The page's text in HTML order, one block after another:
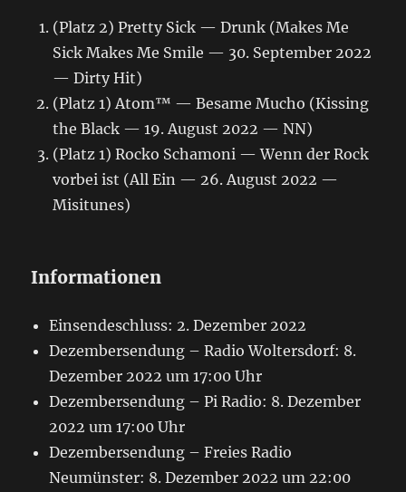
(Platz 2) Pretty Sick — Drunk (Makes Me
Sick Makes Me Smile — 30. September 2022
— Dirty Hit)
(Platz 1) Atom™ — Besame Mucho (Kissing
the Black — 19. August 2022 — NN)
(Platz 1) Rocko Schamoni — Wenn der Rock
vorbei ist (All Ein — 26. August 2022 —
Misitunes)
Informationen
Einsendeschluss: 2. Dezember 2022
Dezembersendung – Radio Woltersdorf: 8.
Dezember 2022 um 17:00 Uhr
Dezembersendung – Pi Radio: 8. Dezember
2022 um 17:00 Uhr
Dezembersendung – Freies Radio
Neumünster: 8. Dezember 2022 um 22:00